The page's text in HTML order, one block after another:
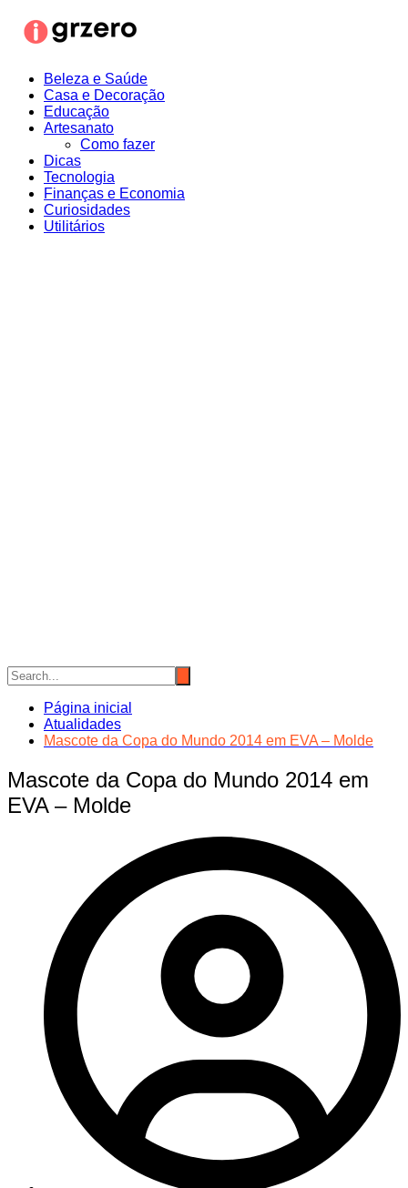
para
Beleza e Saúde
Casa e Decoração
Educação
Artesanato
Como fazer
Dicas
Tecnologia
Finanças e Economia
Curiosidades
Utilitários
Página inicial
Atualidades
Mascote da Copa do Mundo 2014 em EVA – Molde
Mascote da Copa do Mundo 2014 em
EVA – Molde